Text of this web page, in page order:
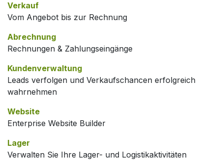
Verkauf
Vom Angebot bis zur Rechnung
Abrechnung
Rechnungen & Zahlungseingänge
Kundenverwaltung
Leads verfolgen und Verkaufschancen erfolgreich
wahrnehmen
Website
Enterprise Website Builder
Lager
Verwalten Sie Ihre Lager- und Logistikaktivitäten